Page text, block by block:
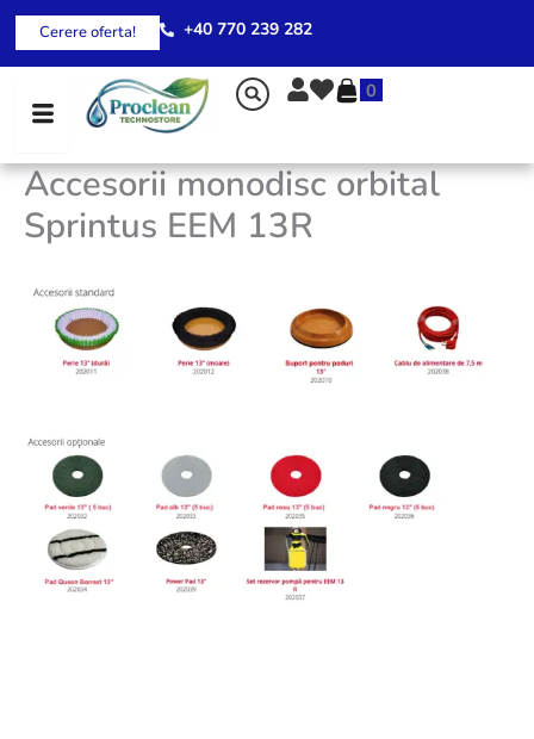
Skip
content
Cerere oferta! +40 770 239 282
0
Accesorii monodisc orbital
Sprintus EEM 13R